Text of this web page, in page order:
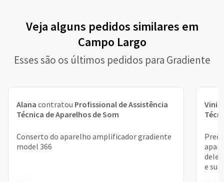
Veja alguns pedidos similares em
Campo Largo
Esses são os últimos pedidos para Gradiente
Alana contratou Profissional de Assistência
Técnica de Aparelhos de Som
Conserto do aparelho amplificador gradiente
model 366
dele!
e
é